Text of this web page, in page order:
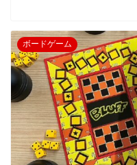
ボードゲーム